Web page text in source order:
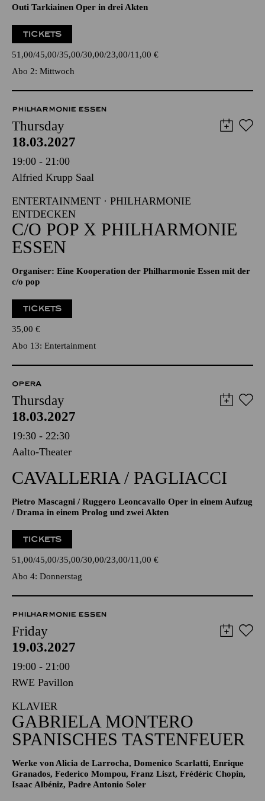
Outi Tarkiainen Oper in drei Akten
TICKETS
51,00 45,00 35,00 30,00 23,00 11,00 €
Abo 2: Mittwoch
PHILHARMONIE ESSEN
Thursday
18.03.2027
19:00 - 21:00
Alfried Krupp Saal
ENTERTAINMENT · PHILHARMONIE
ENTDECKEN
C/O POP X PHILHARMONIE
ESSEN
Organiser: Eine Kooperation der Philharmonie Essen mit der
c/o pop
TICKETS
35,00 €
Abo 13: Entertainment
OPERA
Thursday
18.03.2027
19:30 - 22:30
Aalto-Theater
CAVALLERIA / PAGLIACCI
Pietro Mascagni / Ruggero Leoncavallo Oper in einem Aufzug
/ Drama in einem Prolog und zwei Akten
TICKETS
51,00 45,00 35,00 30,00 23,00 11,00 €
Abo 4: Donnerstag
PHILHARMONIE ESSEN
Friday
19.03.2027
19:00 - 21:00
RWE Pavillon
KLAVIER
GABRIELA MONTERO
SPANISCHES TASTENFEUER
Werke von Alicia de Larrocha, Domenico Scarlatti, Enrique
Granados, Federico Mompou, Franz Liszt, Frédéric Chopin,
Isaac Albéniz, Padre Antonio Soler